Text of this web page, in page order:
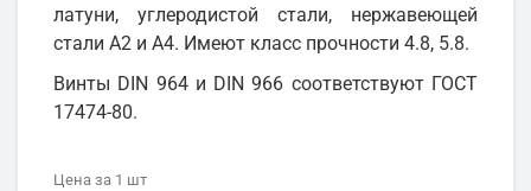
латуни, углеродистой стали, нержавеющей
стали А2 и А4. Имеют класс прочности 4.8, 5.8.
Винты DIN 964 и DIN 966 соответствуют ГОСТ
17474-80.
Цена за 1 шт